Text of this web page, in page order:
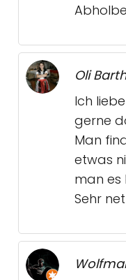
Oli
Ich
gerne
Man
etwas
man es
Sehr